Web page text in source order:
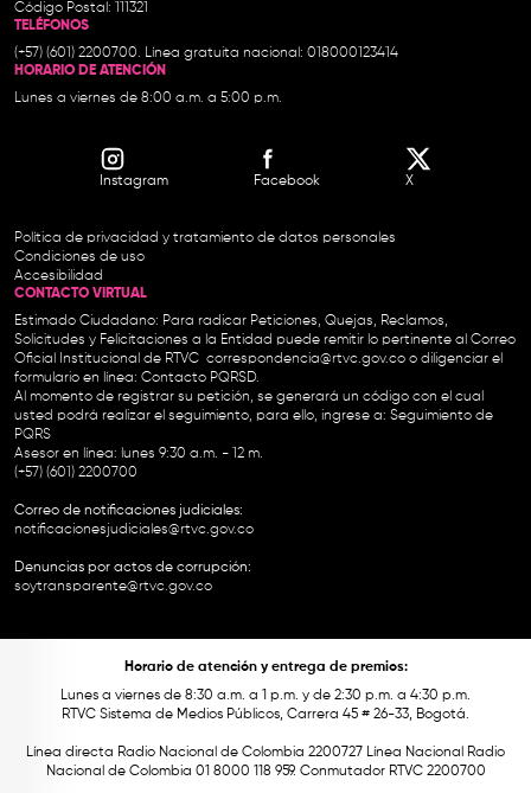
Código Postal: 111321
TELÉFONOS
(+57) (601) 2200700. Línea gratuita nacional: 018000123414
HORARIO DE ATENCIÓN
Lunes a viernes de 8:00 a.m. a 5:00 p.m.
Instagram Facebook X
Política de privacidad y tratamiento de datos personales
Condiciones de uso
Accesibilidad
CONTACTO VIRTUAL
Estimado Ciudadano: Para radicar Peticiones, Quejas, Reclamos,
Solicitudes y Felicitaciones a la Entidad puede remitir lo pertinente al Correo
Oficial Institucional de RTVC correspondencia@rtvc.gov.co o diligenciar el
formulario en línea: Contacto PQRSD.
Al momento de registrar su petición, se generará un código con el cual
usted podrá realizar el seguimiento, para ello, ingrese a: Seguimiento de
PQRS
Asesor en línea: lunes 9:30 a.m. - 12 m.
(+57) (601) 2200700
Correo de notificaciones judiciales:
notificacionesjudiciales@rtvc.gov.co
Denuncias por actos de corrupción:
soytransparente@rtvc.gov.co
Horario de atención y entrega de premios:
Lunes a viernes de 8:30 a.m. a 1 p.m. y de 2:30 p.m. a 4:30 p.m.
RTVC Sistema de Medios Públicos, Carrera 45 # 26-33, Bogotá.
Línea directa Radio Nacional de Colombia 2200727 Línea Nacional Radio
Nacional de Colombia 01 8000 118 959. Conmutador RTVC 2200700